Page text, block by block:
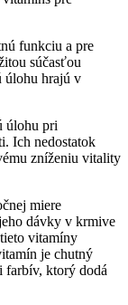
funkciu a pre
súčasťou
úlohu hrajú v
úlohu pri
Ich nedostatok
zníženiu vitality
miere
dávky v krmive
vitamíny
je chutný
farbív, ktorý dodá